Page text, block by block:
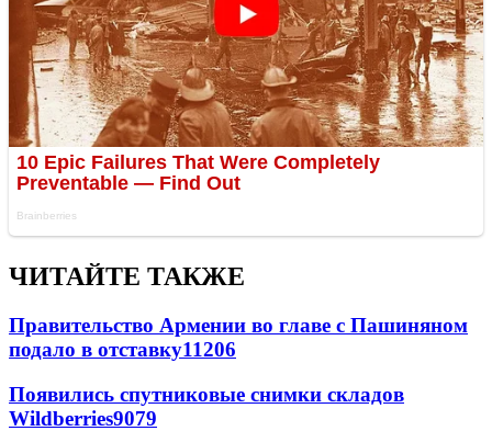
ЧИТАЙТЕ ТАКЖЕ
Правительство Армении во главе с Пашиняном
подало в отставку11206
Появились спутниковые снимки складов
Wildberries9079